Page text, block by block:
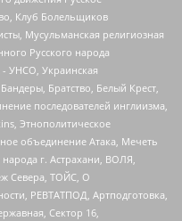
Клуб Болельщиков
Мусульманская религиозная
Русского народа
УНСО, Украинская
Братство, Белый Крест,
последователей инглиизма,
Этнополитическое
объединение Атака, Мечеть
г. Астрахани, ВОЛЯ,
Севера, ТОЙС, О
РЕВТАТПОД, Артподготовка,
Сектор 16,